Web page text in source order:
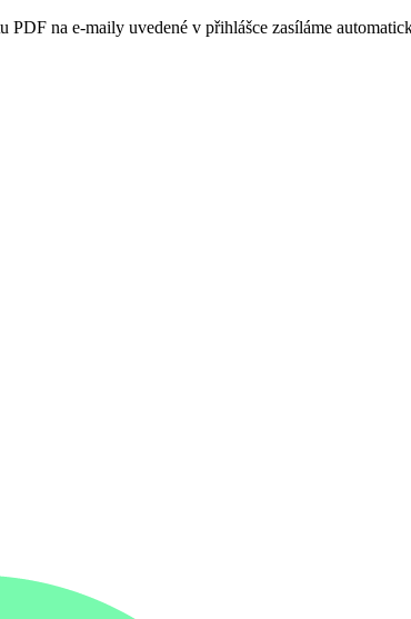
na e-maily uvedené v přihlášce zasíláme